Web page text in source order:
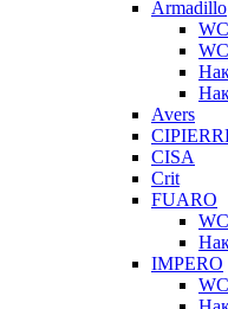
Armadillo
Avers
CISA
Crit
FUARO
IMPERO